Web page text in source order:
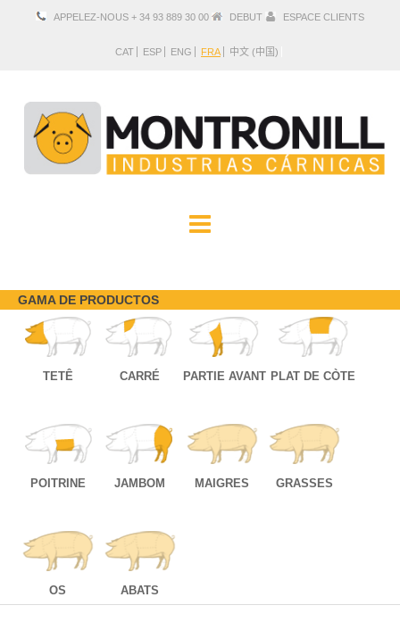
APPELEZ-NOUS + 34 93 889 30 00 DEBUT ESPACE CLIENTS
CAT ESP ENG FRA 中文 (中国)
ENTREPRISE
SITUATION ET CONTACT
GAMA DE PRODUCTOS
TETÊ CARRÉ PARTIE AVANT PLAT DE CÒTE
POITRINE JAMBOM MAIGRES GRASSES
OS ABATS